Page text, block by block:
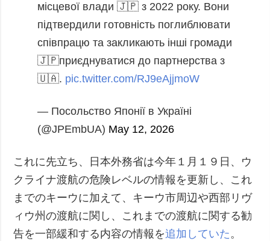
місцевої влади 🇯🇵 з 2022 року. Вони
підтвердили готовність поглиблювати
співпрацю та закликають інші громади
🇯🇵приєднуватися до партнерства з
🇺🇦. pic.twitter.com/RJ9eAjjmoW
— Посольство Японії в Україні
(@JPEmbUA) May 12, 2026
これに先立ち、日本外務省は今年１月１９日、ウ
クライナ渡航の危険レベルの情報を更新し、これ
までのキーウに加えて、キーウ市周辺や西部リヴ
ィウ州の渡航に関し、これまでの渡航に関する勧
告を一部緩和する内容の情報を追加していた。